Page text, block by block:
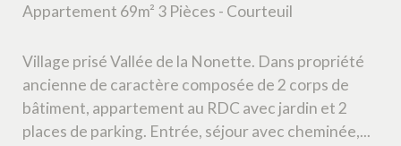
Appartement 69m² 3 Pièces - Courteuil
Village prisé Vallée de la Nonette. Dans propriété
ancienne de caractère composée de 2 corps de
bâtiment, appartement au RDC avec jardin et 2
places de parking. Entrée, séjour avec cheminée,...